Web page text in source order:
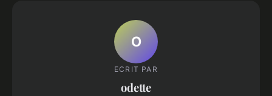
O
ECRIT PAR
odette